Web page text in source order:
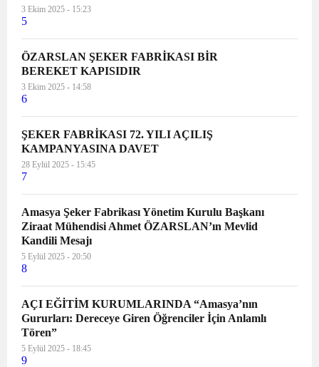
3 Ekim 2025 - 15:23
5
ÖZARSLAN ŞEKER FABRİKASI BİR
BEREKET KAPISIDIR
3 Ekim 2025 - 14:58
6
ŞEKER FABRİKASI 72. YILI AÇILIŞ
KAMPANYASINA DAVET
28 Eylül 2025 - 15:45
7
Amasya Şeker Fabrikası Yönetim Kurulu Başkanı
Ziraat Mühendisi Ahmet ÖZARSLAN’ın Mevlid
Kandili Mesajı
5 Eylül 2025 - 20:50
8
AÇI EĞİTİM KURUMLARINDA “Amasya’nın
Gururları: Dereceye Giren Öğrenciler İçin Anlamlı
Tören”
5 Eylül 2025 - 18:45
9